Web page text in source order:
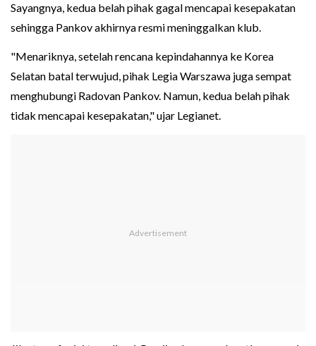
Sayangnya, kedua belah pihak gagal mencapai kesepakatan
sehingga Pankov akhirnya resmi meninggalkan klub.
"Menariknya, setelah rencana kepindahannya ke Korea
Selatan batal terwujud, pihak Legia Warszawa juga sempat
menghubungi Radovan Pankov. Namun, kedua belah pihak
tidak mencapai kesepakatan," ujar Legianet.